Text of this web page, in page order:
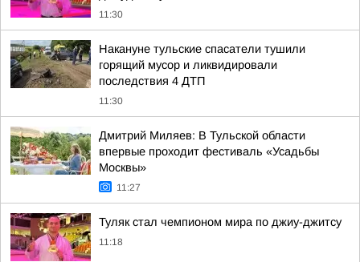
11:30
Накануне тульские спасатели тушили
горящий мусор и ликвидировали
последствия 4 ДТП
11:30
Дмитрий Миляев: В Тульской области
впервые проходит фестиваль «Усадьбы
Москвы»
11:27
Туляк стал чемпионом мира по джиу-джитсу
11:18